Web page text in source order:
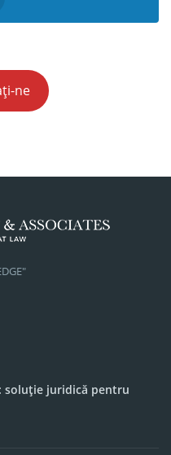
ne
soluție juridică pentru